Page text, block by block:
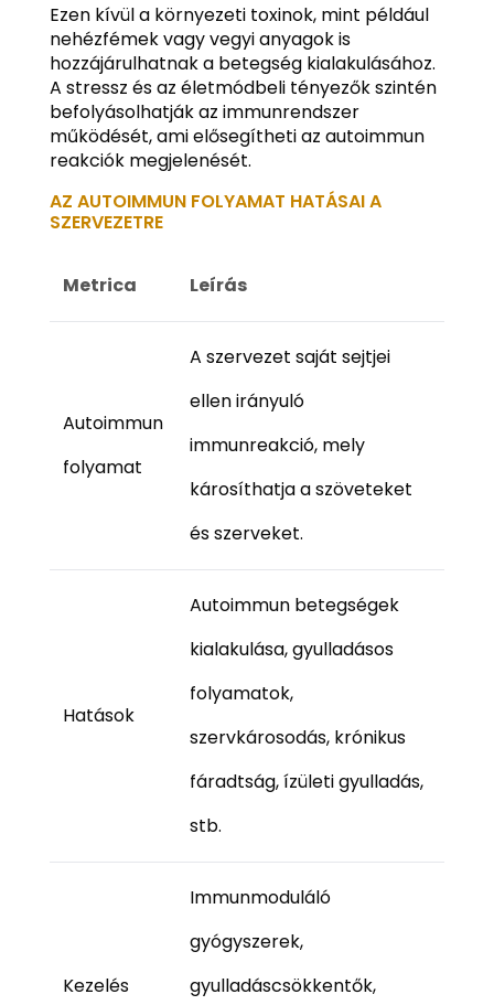
Ezen kívül a környezeti toxinok, mint például
nehézfémek vagy vegyi anyagok is
hozzájárulhatnak a betegség kialakulásához.
A stressz és az életmódbeli tényezők szintén
befolyásolhatják az immunrendszer
működését, ami elősegítheti az autoimmun
reakciók megjelenését.
AZ AUTOIMMUN FOLYAMAT HATÁSAI A
SZERVEZETRE
Metrica Leírás
Autoimmun
folyamat
A szervezet saját sejtjei
ellen irányuló
immunreakció, mely
károsíthatja a szöveteket
és szerveket.
Hatások
Autoimmun betegségek
kialakulása, gyulladásos
folyamatok,
szervkárosodás, krónikus
fáradtság, ízületi gyulladás,
stb.
Kezelés
Immunmoduláló
gyógyszerek,
gyulladáscsökkentők,